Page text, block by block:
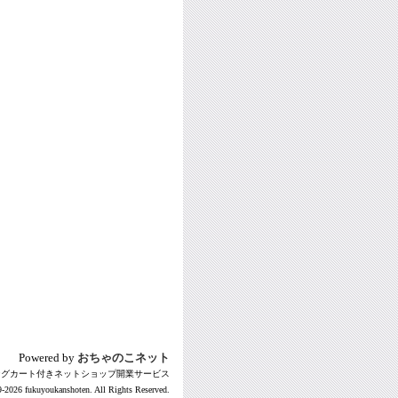
Powered by おちゃのこネット
カート付きネットショップ開業サービス
2026 fukuyoukanshoten. All Rights Reserved.